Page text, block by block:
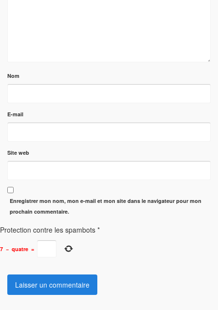
Nom
E-mail
Site web
Enregistrer mon nom, mon e-mail et mon site dans le navigateur pour mon
prochain commentaire.
Protection contre les spambots *
7 − quatre =